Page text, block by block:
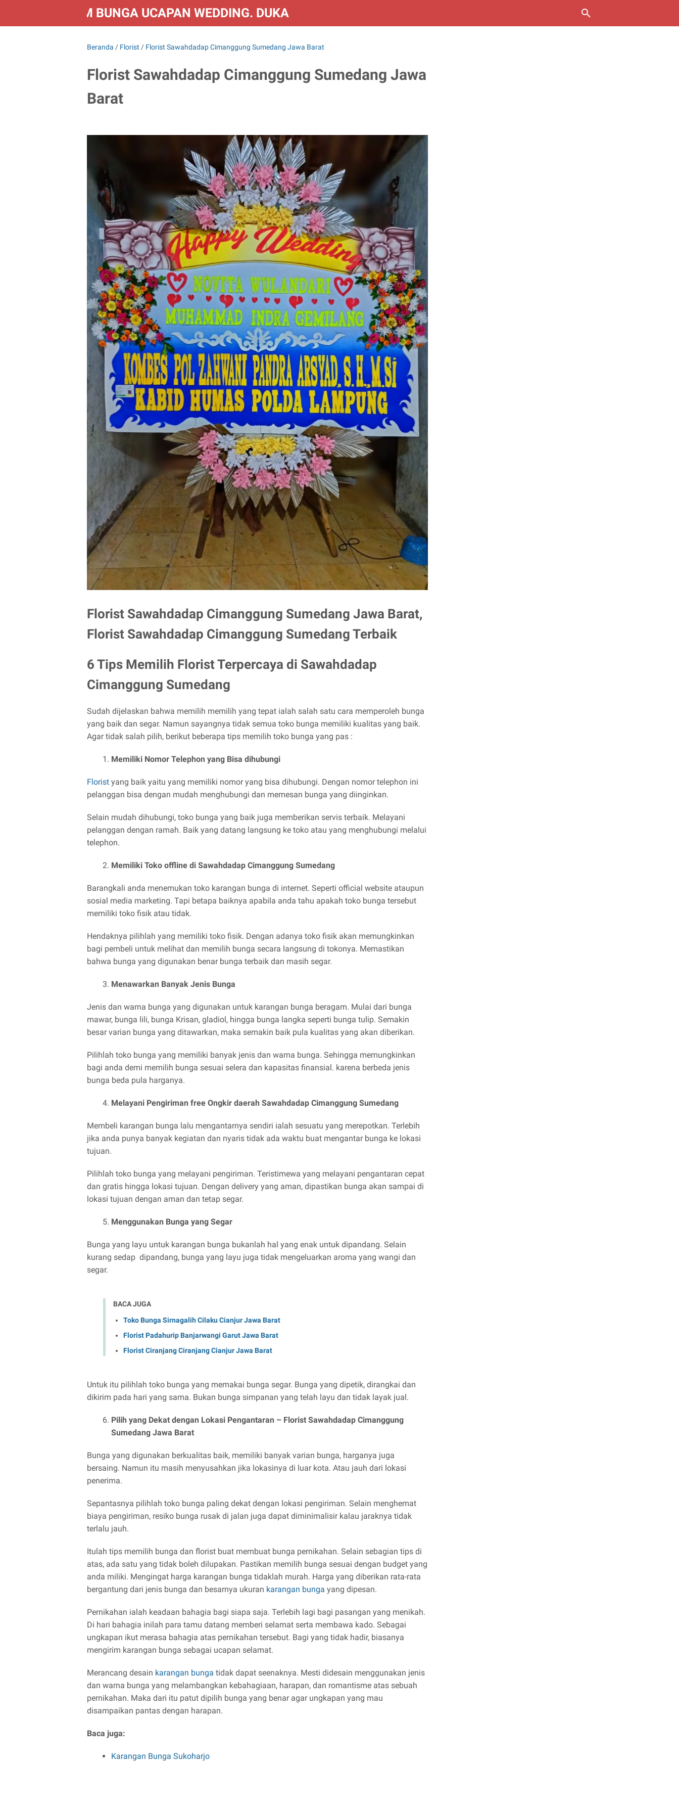
FLORIST KIRIM BUNGA UCAPAN WEDDING. DUKA & CONGRATS
Beranda / Florist / Florist Sawahdadap Cimanggung Sumedang Jawa Barat
Florist Sawahdadap Cimanggung Sumedang Jawa
Barat
Florist Sawahdadap Cimanggung Sumedang Jawa Barat,
Florist Sawahdadap Cimanggung Sumedang Terbaik
6 Tips Memilih Florist Terpercaya di Sawahdadap
Cimanggung Sumedang
Sudah dijelaskan bahwa memilih memilih yang tepat ialah salah satu cara memperoleh bunga
yang baik dan segar. Namun sayangnya tidak semua toko bunga memiliki kualitas yang baik.
Agar tidak salah pilih, berikut beberapa tips memilih toko bunga yang pas :
Memiliki Nomor Telephon yang Bisa dihubungi
Florist yang baik yaitu yang memiliki nomor yang bisa dihubungi. Dengan nomor telephon ini
pelanggan bisa dengan mudah menghubungi dan memesan bunga yang diinginkan.
Selain mudah dihubungi, toko bunga yang baik juga memberikan servis terbaik. Melayani
pelanggan dengan ramah. Baik yang datang langsung ke toko atau yang menghubungi melalui
telephon.
Memiliki Toko offline di Sawahdadap Cimanggung Sumedang
Barangkali anda menemukan toko karangan bunga di internet. Seperti official website ataupun
sosial media marketing. Tapi betapa baiknya apabila anda tahu apakah toko bunga tersebut
memiliki toko fisik atau tidak.
Hendaknya pilihlah yang memiliki toko fisik. Dengan adanya toko fisik akan memungkinkan
bagi pembeli untuk melihat dan memilih bunga secara langsung di tokonya. Memastikan
bahwa bunga yang digunakan benar bunga terbaik dan masih segar.
Menawarkan Banyak Jenis Bunga
Jenis dan warna bunga yang digunakan untuk karangan bunga beragam. Mulai dari bunga
mawar, bunga lili, bunga Krisan, gladiol, hingga bunga langka seperti bunga tulip. Semakin
besar varian bunga yang ditawarkan, maka semakin baik pula kualitas yang akan diberikan.
Pilihlah toko bunga yang memiliki banyak jenis dan warna bunga. Sehingga memungkinkan
bagi anda demi memilih bunga sesuai selera dan kapasitas finansial. karena berbeda jenis
bunga beda pula harganya.
Melayani Pengiriman free Ongkir daerah Sawahdadap Cimanggung Sumedang
Membeli karangan bunga lalu mengantarnya sendiri ialah sesuatu yang merepotkan. Terlebih
jika anda punya banyak kegiatan dan nyaris tidak ada waktu buat mengantar bunga ke lokasi
tujuan.
Pilihlah toko bunga yang melayani pengiriman. Teristimewa yang melayani pengantaran cepat
dan gratis hingga lokasi tujuan. Dengan delivery yang aman, dipastikan bunga akan sampai di
lokasi tujuan dengan aman dan tetap segar.
Menggunakan Bunga yang Segar
Bunga yang layu untuk karangan bunga bukanlah hal yang enak untuk dipandang. Selain
kurang sedap dipandang, bunga yang layu juga tidak mengeluarkan aroma yang wangi dan
segar.
BACA JUGA
Toko Bunga Sirnagalih Cilaku Cianjur Jawa Barat
Florist Padahurip Banjarwangi Garut Jawa Barat
Florist Ciranjang Ciranjang Cianjur Jawa Barat
Untuk itu pilihlah toko bunga yang memakai bunga segar. Bunga yang dipetik, dirangkai dan
dikirim pada hari yang sama. Bukan bunga simpanan yang telah layu dan tidak layak jual.
Pilih yang Dekat dengan Lokasi Pengantaran – Florist Sawahdadap Cimanggung
Sumedang Jawa Barat
Bunga yang digunakan berkualitas baik, memiliki banyak varian bunga, harganya juga
bersaing. Namun itu masih menyusahkan jika lokasinya di luar kota. Atau jauh dari lokasi
penerima.
Sepantasnya pilihlah toko bunga paling dekat dengan lokasi pengiriman. Selain menghemat
biaya pengiriman, resiko bunga rusak di jalan juga dapat diminimalisir kalau jaraknya tidak
terlalu jauh.
Itulah tips memilih bunga dan florist buat membuat bunga pernikahan. Selain sebagian tips di
atas, ada satu yang tidak boleh dilupakan. Pastikan memilih bunga sesuai dengan budget yang
anda miliki. Mengingat harga karangan bunga tidaklah murah. Harga yang diberikan rata-rata
bergantung dari jenis bunga dan besarnya ukuran karangan bunga yang dipesan.
Pernikahan ialah keadaan bahagia bagi siapa saja. Terlebih lagi bagi pasangan yang menikah.
Di hari bahagia inilah para tamu datang memberi selamat serta membawa kado. Sebagai
ungkapan ikut merasa bahagia atas pernikahan tersebut. Bagi yang tidak hadir, biasanya
mengirim karangan bunga sebagai ucapan selamat.
Merancang desain karangan bunga tidak dapat seenaknya. Mesti didesain menggunakan jenis
dan warna bunga yang melambangkan kebahagiaan, harapan, dan romantisme atas sebuah
pernikahan. Maka dari itu patut dipilih bunga yang benar agar ungkapan yang mau
disampaikan pantas dengan harapan.
Baca juga:
Karangan Bunga Sukoharjo